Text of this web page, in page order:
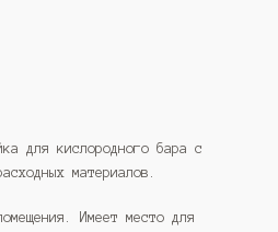
для кислородного бара с
материалов.
Имеет место для